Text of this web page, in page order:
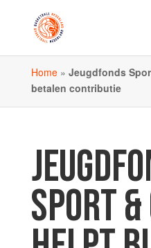
Home» Jeugdfonds
betalen contributie
SPORT